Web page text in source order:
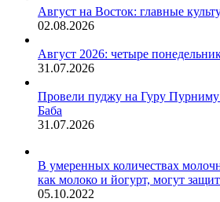
Август на Восток: главные
02.08.2026
Август 2026: четыре
31.07.2026
Провели пуджу на Гуру
Баба
31.07.2026
В умеренных количествах
как молоко и йогурт, могут
05.10.2022